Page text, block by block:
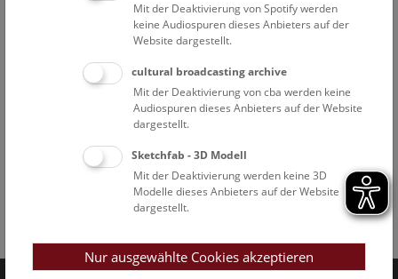
Mit der Deaktivierung von Spotify werden
keine Audiospuren dieses Anbieters auf der
Website dargestellt.
cultural broadcasting archive
Mit der Deaktivierung von cba werden keine
Audiospuren dieses Anbieters auf der Website
dargestellt.
Sketchfab - 3D Modell
Mit der Deaktivierung werden keine 3D
Modelle dieses Anbieters auf der Website
dargestellt.
Nur ausgewählte Cookies akzeptieren